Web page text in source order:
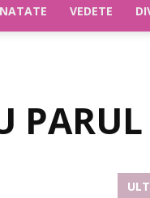
VEDETE